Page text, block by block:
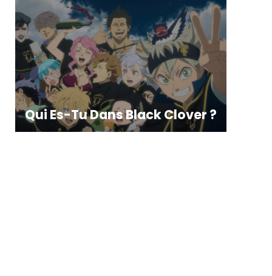
Qui Es-Tu Dans Black Clover ?